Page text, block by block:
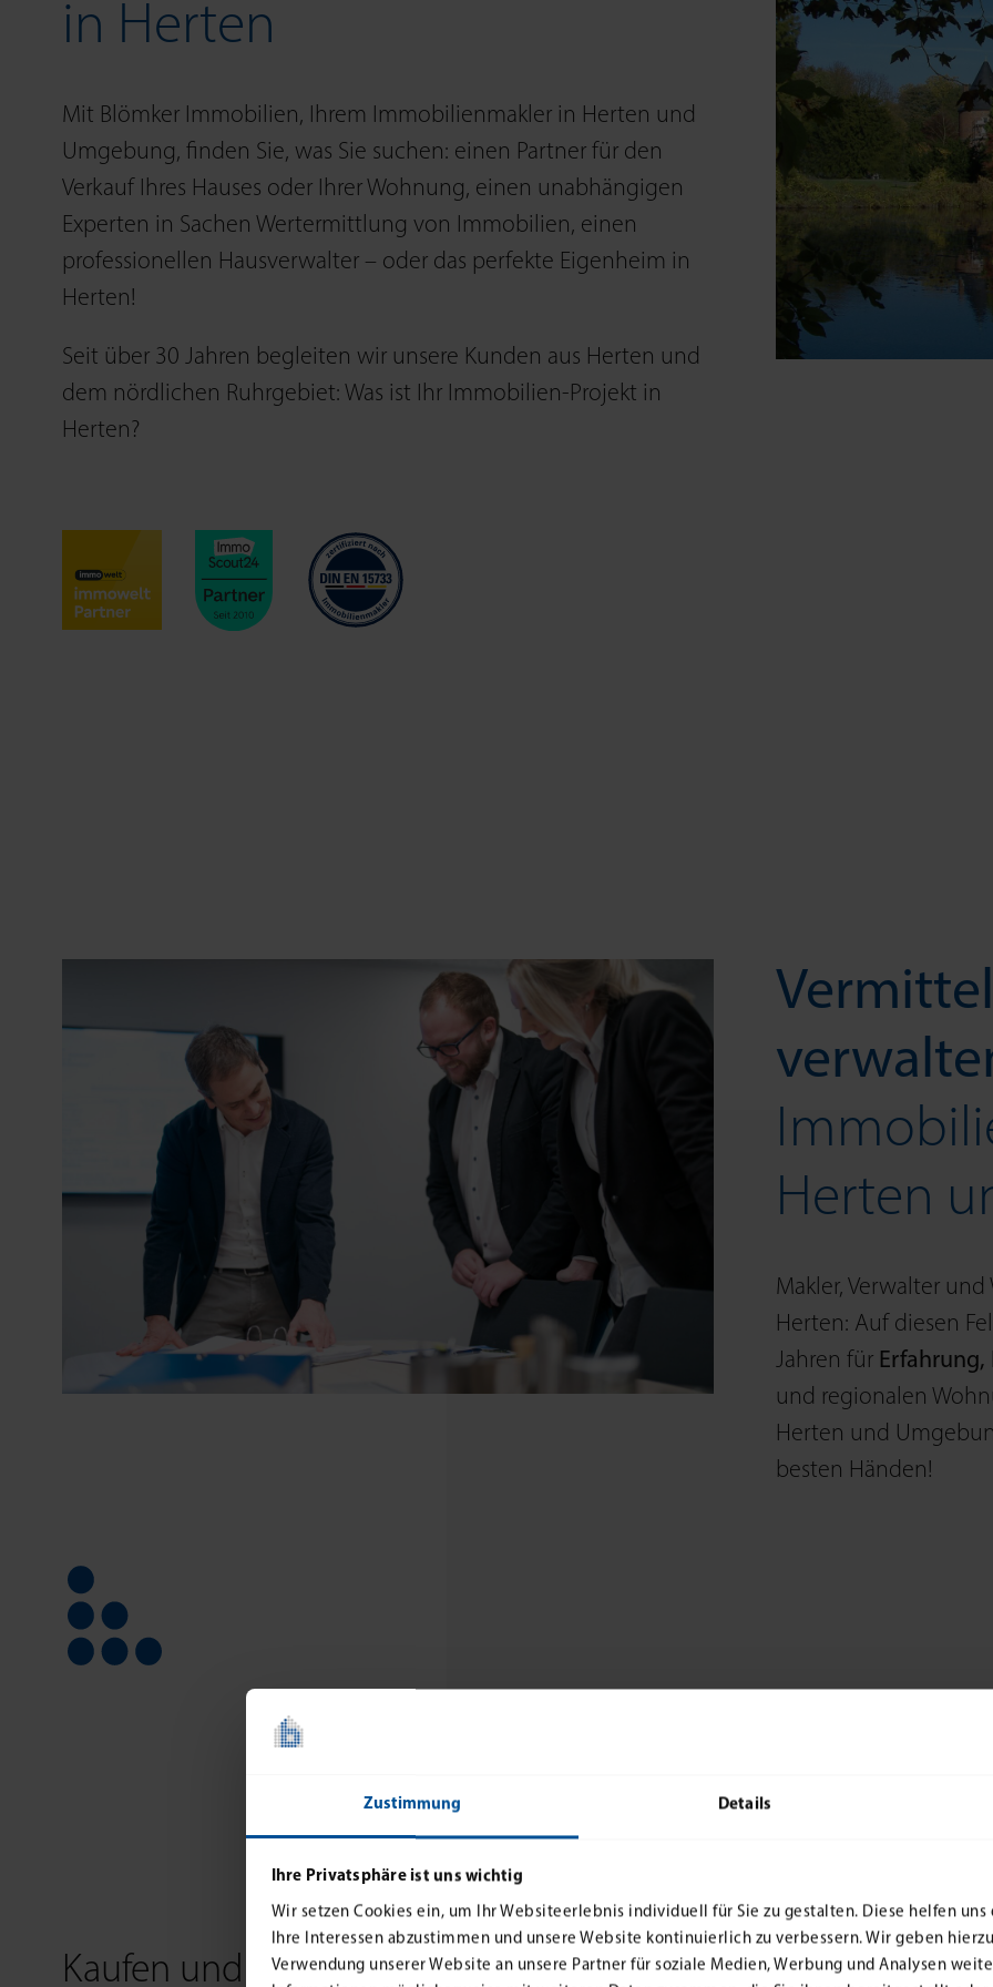
Zustimmung Details
Ihre Privatsphäre ist uns wichtig
Wir setzen Cookies ein, um Ihr Websiteerlebnis individuell für Sie zu gestalten. Diese helfen
Ihre Interessen abzustimmen und unsere Website kontinuierlich zu verbessern. Wir geben
Verwendung unserer Website an unsere Partner für soziale Medien, Werbung und Analysen
in Herten
Mit Blömker Immobilien, Ihrem Immobilien­makler in Herten und
Umgebung, finden Sie, was Sie suchen: einen Partner für den
Verkauf Ihres Hauses oder Ihrer Wohnung, einen unab­hängigen
Experten in Sachen Wert­ermittlung von Immobilien, einen
professio­nellen Hausverwalter – oder das perfekte Eigenheim in
Herten!
Seit über 30 Jahren begleiten wir unsere Kunden aus Herten und
dem nörd­lichen Ruhr­gebiet: Was ist Ihr Immobilien-Projekt in
Herten?
Herten
Makler, Verwalter
Herten: Auf diesen
Jahren für Erfahrung,
und regionalen
Herten und
besten Händen!
Kaufen und verkaufen
Immobilienwerte